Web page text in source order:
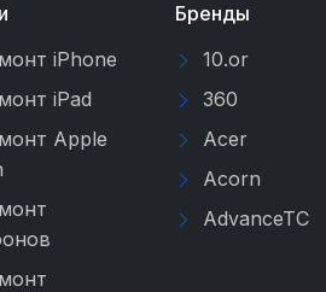
iPhone
iPad
Apple
Бренды
10.or
360
Acer
Acorn
AdvanceTC